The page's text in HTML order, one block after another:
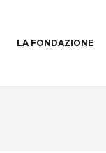
LA FONDAZIONE